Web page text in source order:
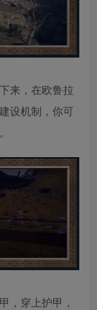
来，在欧鲁拉
设机制，你可
，穿上护甲，